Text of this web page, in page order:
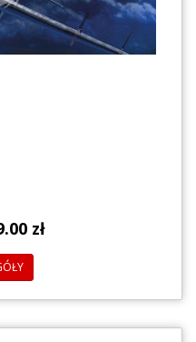
zł